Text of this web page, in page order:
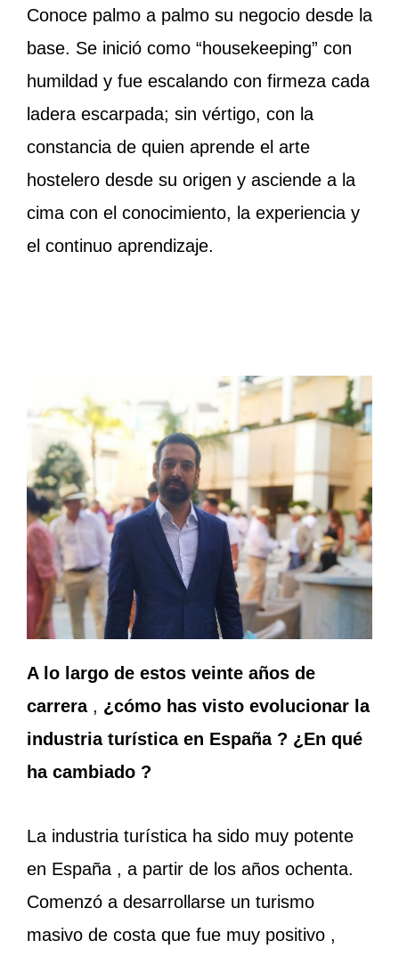
Conoce palmo a palmo su negocio desde la
base. Se inició como “housekeeping” con
humildad y fue escalando con firmeza cada
ladera escarpada; sin vértigo, con la
constancia de quien aprende el arte
hostelero desde su origen y asciende a la
cima con el conocimiento, la experiencia y
el continuo aprendizaje.
A lo largo de estos veinte años de
carrera, ¿cómo has visto evolucionar la
industria turística en España ? ¿En qué
ha cambiado ?
La industria turística ha sido muy potente
en España , a partir de los años ochenta.
Comenzó a desarrollarse un turismo
masivo de costa que fue muy positivo ,